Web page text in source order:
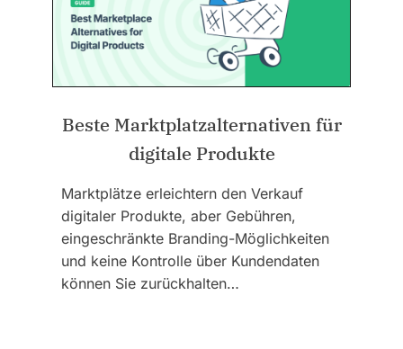
Beste Marktplatzalternativen für
digitale Produkte
Marktplätze erleichtern den Verkauf
digitaler Produkte, aber Gebühren,
eingeschränkte Branding-Möglichkeiten
und keine Kontrolle über Kundendaten
können Sie zurückhalten…